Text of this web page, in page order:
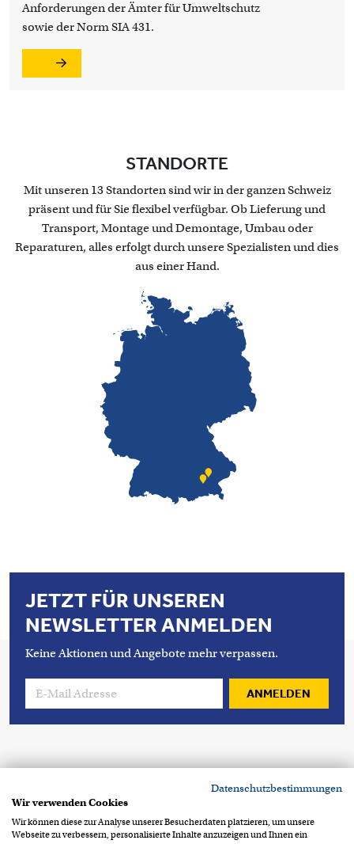
Anforderungen der Ämter für Umweltschutz
sowie der Norm SIA 431.
STANDORTE
Mit unseren 13 Standorten sind wir in der ganzen Schweiz
präsent und für Sie flexibel verfügbar. Ob Lieferung und
Transport, Montage und Demontage, Umbau oder
Reparaturen, alles erfolgt durch unsere Spezialisten und dies
aus einer Hand.
JETZT FÜR UNSEREN
NEWSLETTER ANMELDEN
Keine Aktionen und Angebote mehr verpassen.
ANMELDEN
D-82538 Geretsried
Datenschutzbestimmungen
Wir verwenden Cookies
Wir können diese zur Analyse unserer Besucherdaten platzieren, um unsere
Webseite zu verbessern, personalisierte Inhalte anzuzeigen und Ihnen ein